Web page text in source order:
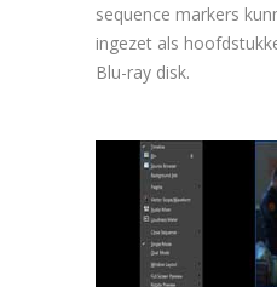
sequence markers
ingezet als
Blu-ray disk.